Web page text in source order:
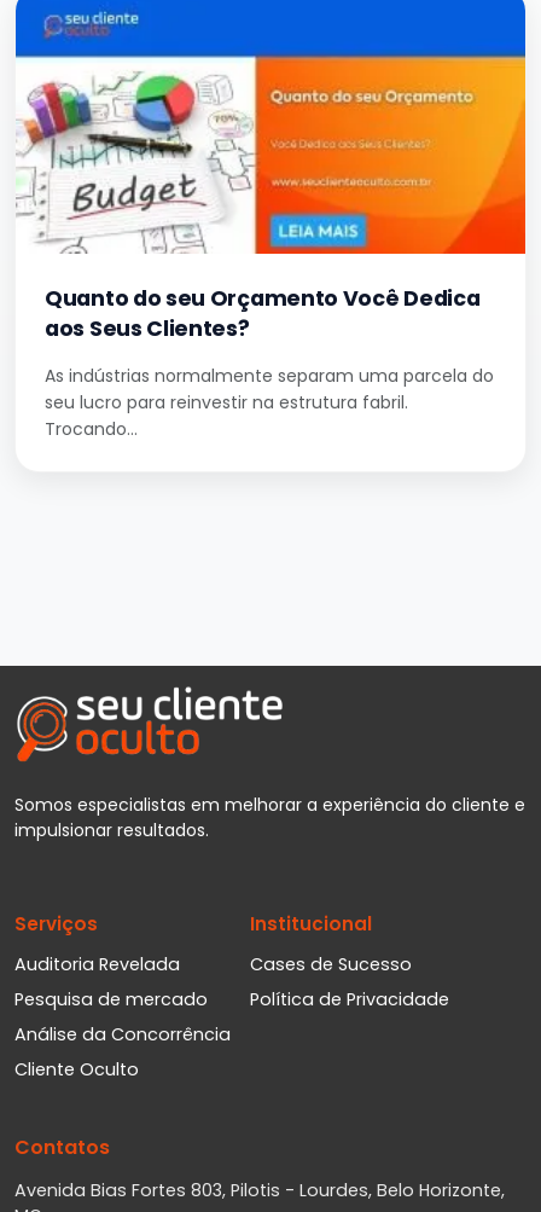
Quanto do seu Orçamento Você Dedica
aos Seus Clientes?
As indústrias normalmente separam uma parcela do
seu lucro para reinvestir na estrutura fabril.
Trocando…
Somos especialistas em melhorar a experiência do cliente e
impulsionar resultados.
Serviços
Auditoria Revelada
Pesquisa de mercado
Análise da Concorrência
Cliente Oculto
Institucional
Cases de Sucesso
Política de Privacidade
Contatos
Avenida Bias Fortes 803, Pilotis - Lourdes, Belo Horizonte,